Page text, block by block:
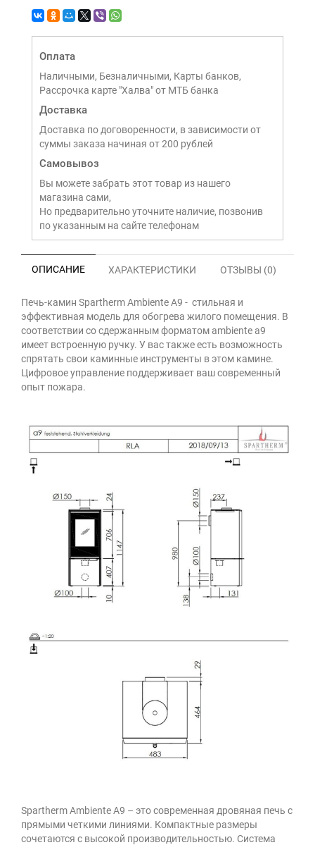
Оплата
Наличными, Безналичными, Карты банков,
Рассрочка карте "Халва" от МТБ банка
Доставка
Доставка по договоренности, в зависимости от
суммы заказа начиная от 200 рублей
Самовывоз
Вы можете забрать этот товар из нашего
магазина сами,
Но предварительно уточните наличие, позвонив
по указанным на сайте телефонам
ОПИСАНИЕ ХАРАКТЕРИСТИКИ ОТЗЫВЫ (0)
Печь-камин Spartherm Ambiente A9 - стильная и
эффективная модель для обогрева жилого помещения. В
соответствии со сдержанным форматом ambiente a9
имеет встроенную ручку. У вас также есть возможность
спрятать свои каминные инструменты в этом камине.
Цифровое управление поддерживает ваш современный
опыт пожара.
Spartherm Ambiente A9 – это современная дровяная печь с
прямыми четкими линиями. Компактные размеры
сочетаются с высокой производительностью. Система